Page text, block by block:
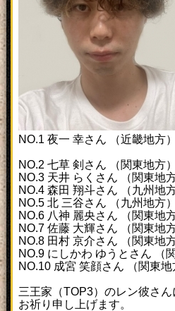
NO.1 夜一 幸さん （近畿地方）
NO.2 七草 剣さん （関東地方）
NO.3 天井 らくさん （関東地方
NO.4 森田 翔斗さん （九州地方
NO.5 北 三谷さん （九州地方）
NO.6 八神 麗央さん （関東地方
NO.7 佐藤 大輝さん （関東地方
NO.8 田村 京介さん （関東地方
NO.9 にしかわ ゆうとさん （
NO.10 成宮 笑顔さん （関東地
三王家（TOP3）のレン彼さ
お祈り申し上げます。